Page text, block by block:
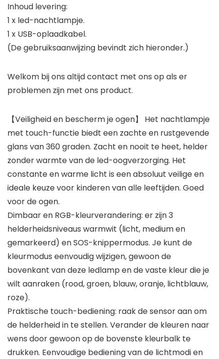
Inhoud levering:
1 x led-nachtlampje.
1 x USB-oplaadkabel.
(De gebruiksaanwijzing bevindt zich hieronder.)
Welkom bij ons altijd contact met ons op als er
problemen zijn met ons product.
【Veiligheid en bescherm je ogen】 Het nachtlampje
met touch-functie biedt een zachte en rustgevende
glans van 360 graden. Zacht en nooit te heet, helder
zonder warmte van de led-oogverzorging. Het
constante en warme licht is een absoluut veilige en
ideale keuze voor kinderen van alle leeftijden. Goed
voor de ogen.
Dimbaar en RGB-kleurverandering: er zijn 3
helderheidsniveaus warmwit (licht, medium en
gemarkeerd) en SOS-knippermodus. Je kunt de
kleurmodus eenvoudig wijzigen, gewoon de
bovenkant van deze ledlamp en de vaste kleur die je
wilt aanraken (rood, groen, blauw, oranje, lichtblauw,
roze).
Praktische touch-bediening: raak de sensor aan om
de helderheid in te stellen. Verander de kleuren naar
wens door gewoon op de bovenste kleurbalk te
drukken. Eenvoudige bediening van de lichtmodi en